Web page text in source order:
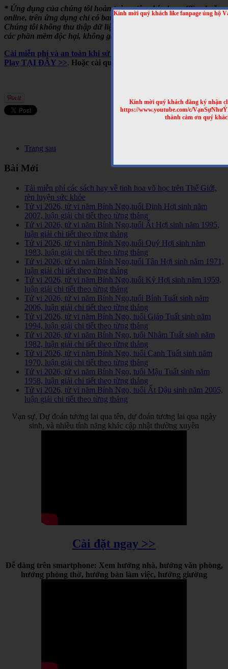
Kính mời quý khách like fanpage ủng hộ
Kính mời quý khách đăng ký nhận
https://www.youtube.com/c/
thành cảm ơn quý
* Ứng dụng của chúng tôi hoàn toàn miễn phí, chạy offline hoặc
online, trên ứng dụng chỉ có banner quảng cáo của Google.
Chúng tôi không thu thập dữ liệu người dùng, không cài cắm
các phần mềm độc hại, không gây tốn pin,...
Cài miễn phí và an toàn khi sử dụng cho Android, trên Google
Play TẠI ĐÂY >>. Hoặc cài qua mã QRCODE sau
Trang sau
Bài Mới
Tải miễn phí các sách hay về tinh hoa võ học trên Thế Giới,
rèn luyện sức khỏe
Tử vi 2026, tử vi năm Bính Ngọ,tuổi Đinh Hợi sinh năm
2007, luận giải chi tiết theo từng tháng
Tử vi 2026, tử vi năm Bính Ngọ,tuổi Ất Hợi sinh năm 1995,
luận giải chi tiết theo từng tháng
Tử vi 2026, tử vi năm Bính Ngọ,tuổi Quý Hợi sinh năm
1983, luận giải chi tiết theo từng tháng
Tử vi 2026, tử vi năm Bính Ngọ,tuổi Tân Hợi sinh năm 1971,
luận giải chi tiết theo từng tháng
Tử vi 2026, tử vi năm Bính Ngọ,tuổi Kỷ Hợi sinh năm 1959,
luận giải chi tiết theo từng tháng
Tử vi 2026, tử vi năm Bính Ngọ,tuổi Bính Tuất sinh năm
2006, luận giải chi tiết theo từng tháng
Tử vi 2026, tử vi năm Bính Ngọ, tuổi Giáp Tuất sinh năm
1994, luận giải chi tiết theo từng tháng
Tử vi 2026, tử vi năm Bính Ngọ, tuổi Nhâm Tuất sinh năm
1982, luận giải chi tiết theo từng tháng
Tử vi 2026, tử vi năm Bính Ngọ, tuổi Canh Tuất sinh năm
1970, luận giải chi tiết theo từng tháng
Tử vi 2026, tử vi năm Bính Ngọ, tuổi Mậu Tuất sinh năm
1958, luận giải chi tiết theo từng tháng
Tử vi 2026, tử vi năm Bính Ngọ, tuổi Ất Dậu sinh năm 2005,
luận giải chi tiết theo từng tháng
Vạn sự, Dự đoán tương lai qua tên, dự đoán tương lai qua ngày
sinh, và nhiều tính năng khác cập nhật thường xuyên
Cài đặt ngay >>
Dễ dàng trên smartphone: Xem hướng nhà, hướng văn phòng,
hướng phòng thờ, hướng bàn làm việc, hướng giường